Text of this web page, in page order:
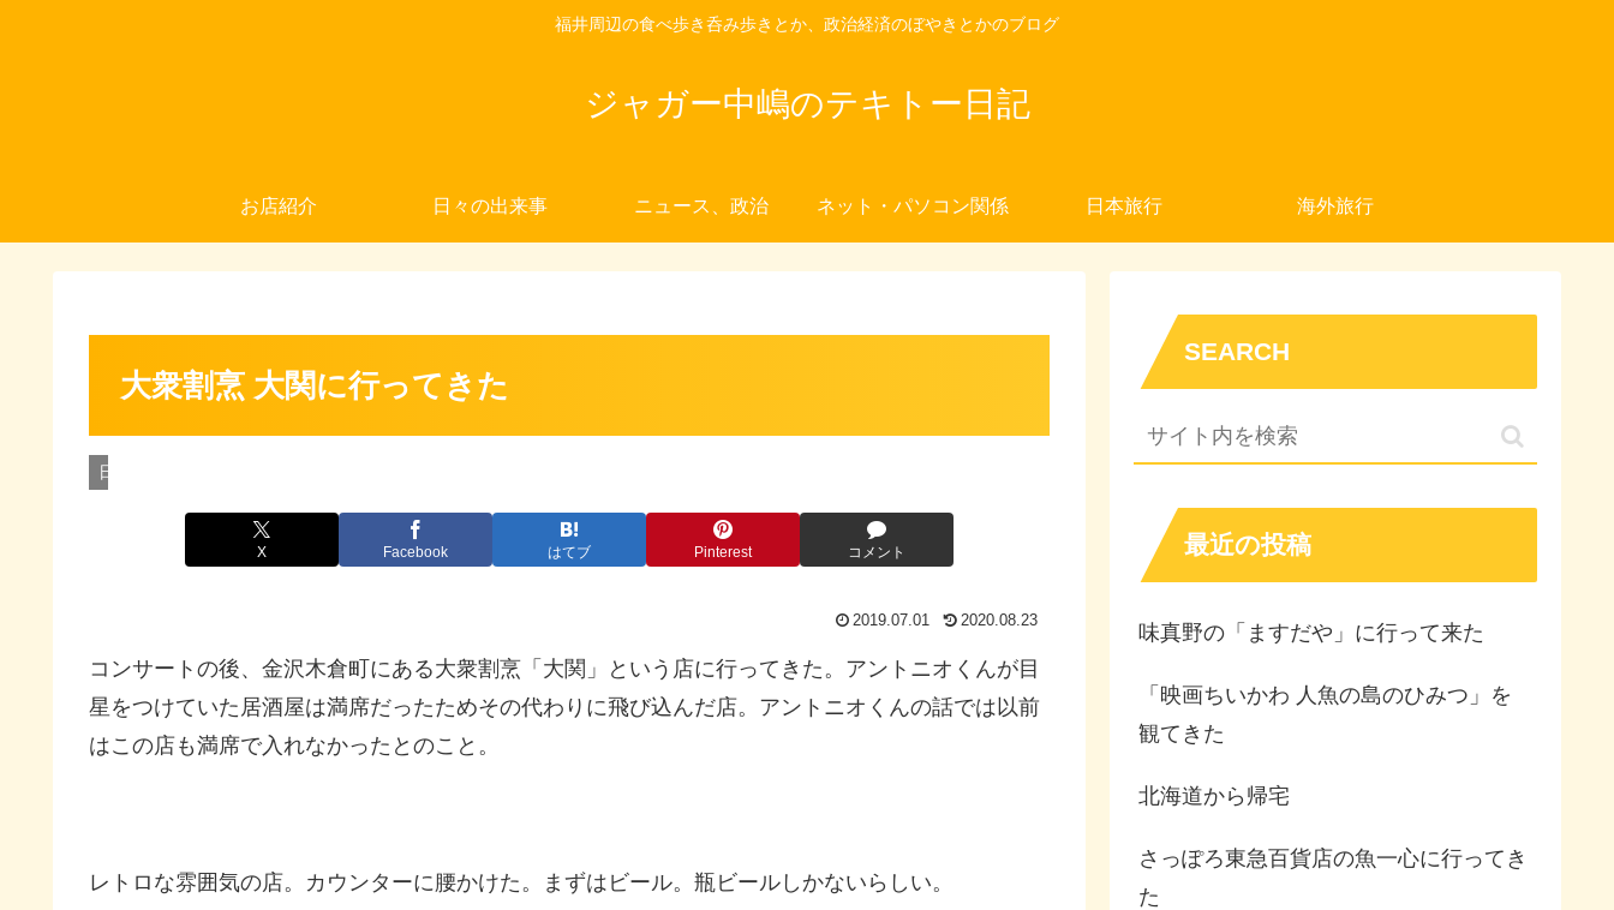
福井周辺の食べ歩き呑み歩きとか、政治経済のぼやきとかのブログ
ジャガー中嶋のテキトー日記
お店紹介 日々の出来事 ニュース、政治 ネット・パソコン関係 日本旅行 海外旅行
大衆割烹 大関に行ってきた
日本旅行
X Facebook はてブ Pinterest コメント
2019.07.01 2020.08.23
コンサートの後、金沢木倉町にある大衆割烹「大関」という店に行ってきた。アントニオくんが目
星をつけていた居酒屋は満席だったためその代わりに飛び込んだ店。アントニオくんの話では以前
はこの店も満席で入れなかったとのこと。
レトロな雰囲気の店。カウンターに腰かけた。まずはビール。瓶ビールしかないらしい。
SEARCH
最近の投稿
味真野の「ますだや」に行って来た
「映画ちいかわ 人魚の島のひみつ」を
観てきた
北海道から帰宅
さっぽろ東急百貨店の魚一心に行ってき
た